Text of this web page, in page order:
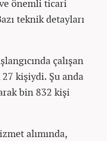
önemli ticari
teknik detayları
çalışan
27 kişiydi. Şu anda
bin 832 kişi
alımında,